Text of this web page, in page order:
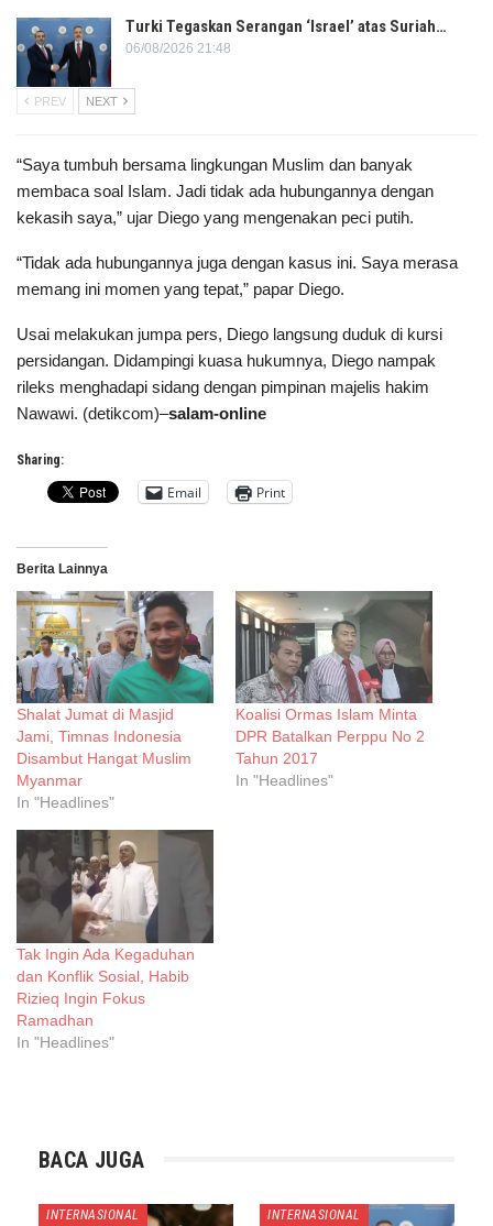
Turki Tegaskan Serangan ‘Israel’ atas Suriah…
06/08/2026 21:48
PREV NEXT
“Saya tumbuh bersama lingkungan Muslim dan banyak
membaca soal Islam. Jadi tidak ada hubungannya dengan
kekasih saya,” ujar Diego yang mengenakan peci putih.
“Tidak ada hubungannya juga dengan kasus ini. Saya merasa
memang ini momen yang tepat,” papar Diego.
Usai melakukan jumpa pers, Diego langsung duduk di kursi
persidangan. Didampingi kuasa hukumnya, Diego nampak
rileks menghadapi sidang dengan pimpinan majelis hakim
Nawawi. (detikcom)–salam-online
Sharing:
Email Print
Berita Lainnya
Shalat Jumat di Masjid
Jami, Timnas Indonesia
Disambut Hangat Muslim
Myanmar
In "Headlines"
Koalisi Ormas Islam Minta
DPR Batalkan Perppu No 2
Tahun 2017
In "Headlines"
Tak Ingin Ada Kegaduhan
dan Konflik Sosial, Habib
Rizieq Ingin Fokus
Ramadhan
In "Headlines"
BACA JUGA
INTERNASIONAL INTERNASIONAL